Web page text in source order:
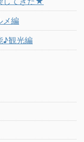
メ編
♪観光編